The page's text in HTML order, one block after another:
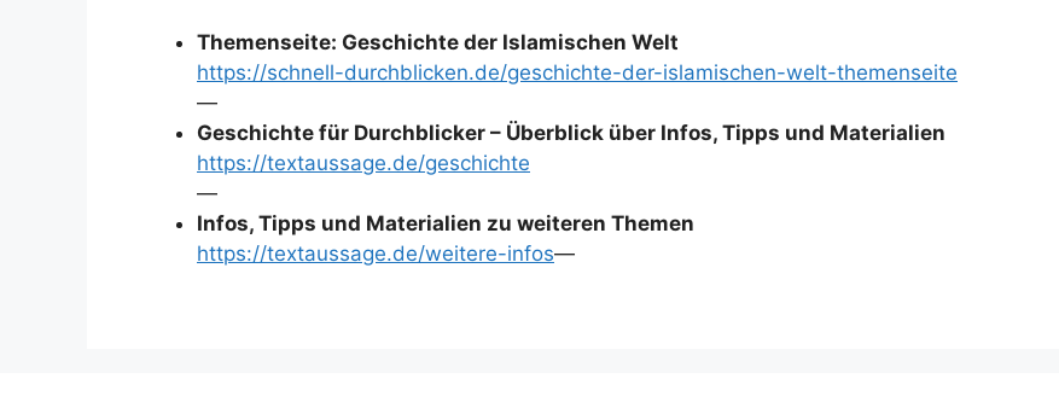
Themenseite: Geschichte der Islamischen Welt
https://schnell-durchblicken.de/geschichte-der-islamischen-welt-themenseite
—
Geschichte für Durchblicker – Überblick über Infos, Tipps und Materialien
https://textaussage.de/geschichte
—
Infos, Tipps und Materialien zu weiteren Themen
https://textaussage.de/weitere-infos—